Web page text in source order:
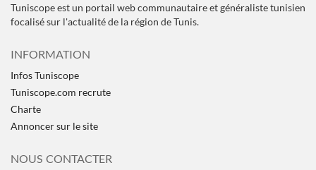
Tuniscope est un portail web communautaire et généraliste tunisien
focalisé sur l'actualité de la région de Tunis.
INFORMATION
Infos Tuniscope
Tuniscope.com recrute
Charte
Annoncer sur le site
NOUS CONTACTER